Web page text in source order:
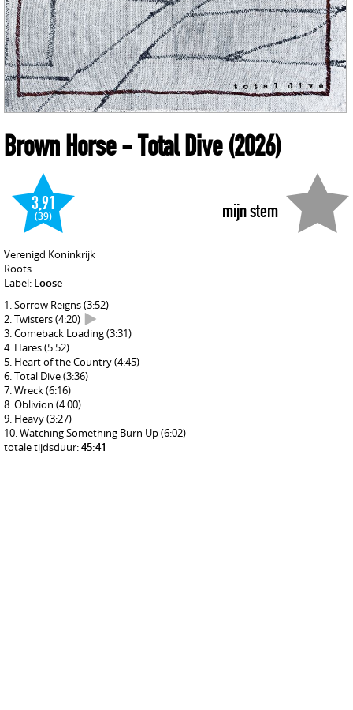
Brown Horse- Total Dive(2026)
mijn stem
3,91
(39)
Verenigd Koninkrijk
Roots
Label: Loose
Sorrow Reigns(3:52)
Twisters(4:20)
Comeback Loading(3:31)
Hares(5:52)
Heart of the Country(4:45)
Total Dive(3:36)
Wreck(6:16)
Oblivion (4:00)
Heavy(3:27)
Watching Something Burn Up(6:02)
totale tijdsduur:45:41